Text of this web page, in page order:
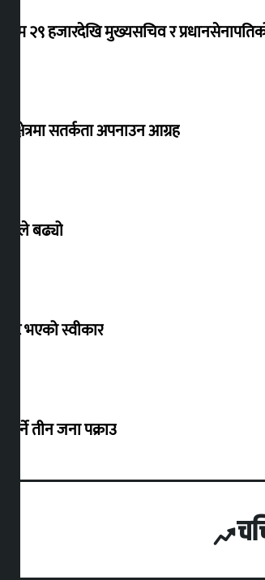
२९ हजारदेखि मुख्यसचिव र
क्षेत्रमा सतर्कता अपनाउन आग्रह
बढ्यो
भएको स्वीकार
गर्ने तीन जना पक्राउ